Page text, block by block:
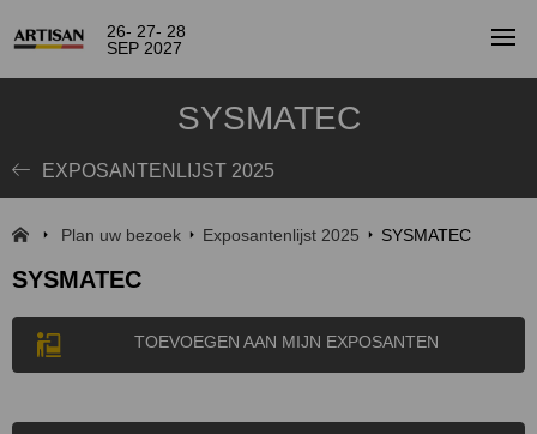
26- 27- 28
SEP 2027
SYSMATEC
EXPOSANTENLIJST 2025
Plan uw bezoek Exposantenlijst 2025 SYSMATEC
SYSMATEC
TOEVOEGEN AAN MIJN EXPOSANTEN